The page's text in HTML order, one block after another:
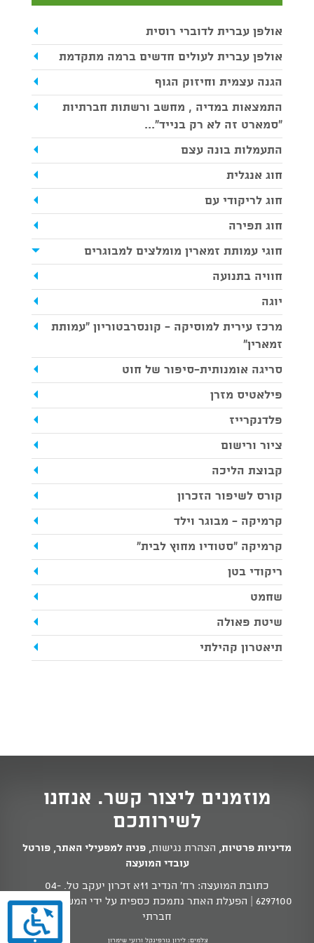
אולפן עברית לדוברי רוסית
אולפן עברית לעולים חדשים ברמה מתקדמת
הגנה עצמית וחיזוק הגוף
התמצאות במדיה , מחשב ורשתות חברתיות
"סמארט זה לא רק בנייד"...
התעמלות בונה עצם
חוג אנגלית
חוג לריקודי עם
חוג תפירה
חוגי עמותת זמארין מומלצים למבוגרים
חוויה בתנועה
יוגה
מרכז עירית למוסיקה - קונסרבטוריון ״עמותת
זמארין״
סריגה אומנותית-סיפור של חוט
פילאטיס מזרן
פלדנקרייז
ציור ורישום
קבוצת הליכה
קורס לשיפור הזכרון
קרמיקה - מבוגר וילד
קרמיקה "סטודיו מחוץ לבית"
ריקודי בטן
שחמט
שיטת פאולה
תיאטרון קהילתי
מוזמנים ליצור קשר. אנחנו
לשירותכם
מדיניות פרטיות, הצהרת נגישות, פניה למפעילי האתר, פורטל
עובדי המועצה
כתובת המועצה: רח' הנדיב 11א זכרון יעקב טל.
04-
6297100 | הפעלת האתר נתמכת כספית על ידי המשרד לשוויון
חברתי
צלמים: לירון גורפינקל ורועי שימרון